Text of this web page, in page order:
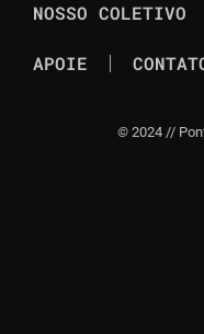
NOSSO COLETIVO
APOIE
© 2024 //